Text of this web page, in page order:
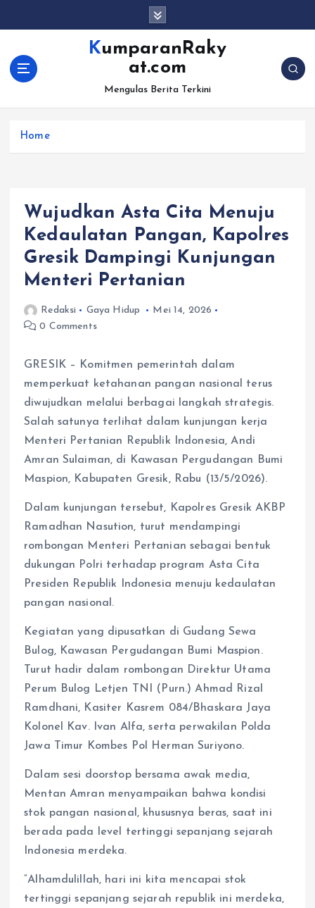
KumparanRaky
at.com
Mengulas Berita Terkini
Home
Wujudkan Asta Cita Menuju
Kedaulatan Pangan, Kapolres
Gresik Dampingi Kunjungan
Menteri Pertanian
Redaksi Gaya Hidup
Mei 14, 2026
0 Comments
GRESIK – Komitmen pemerintah dalam
memperkuat ketahanan pangan nasional terus
diwujudkan melalui berbagai langkah strategis.
Salah satunya terlihat dalam kunjungan kerja
Menteri Pertanian Republik Indonesia, Andi
Amran Sulaiman, di Kawasan Pergudangan Bumi
Maspion, Kabupaten Gresik, Rabu (13/5/2026).
Dalam kunjungan tersebut, Kapolres Gresik AKBP
Ramadhan Nasution, turut mendampingi
rombongan Menteri Pertanian sebagai bentuk
dukungan Polri terhadap program Asta Cita
Presiden Republik Indonesia menuju kedaulatan
pangan nasional.
Kegiatan yang dipusatkan di Gudang Sewa
Bulog, Kawasan Pergudangan Bumi Maspion.
Turut hadir dalam rombongan Direktur Utama
Perum Bulog Letjen TNI (Purn.) Ahmad Rizal
Ramdhani, Kasiter Kasrem 084/Bhaskara Jaya
Kolonel Kav. Ivan Alfa, serta perwakilan Polda
Jawa Timur Kombes Pol Herman Suriyono.
Dalam sesi doorstop bersama awak media,
Mentan Amran menyampaikan bahwa kondisi
stok pangan nasional, khususnya beras, saat ini
berada pada level tertinggi sepanjang sejarah
Indonesia merdeka.
“Alhamdulillah, hari ini kita mencapai stok
tertinggi sepanjang sejarah republik ini merdeka,